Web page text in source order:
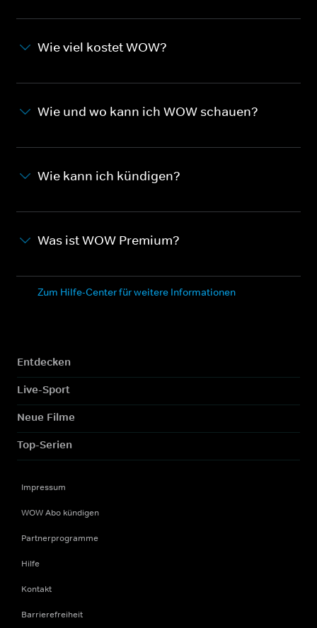
Wie viel kostet WOW?
Wie und wo kann ich WOW schauen?
Wie kann ich kündigen?
Was ist WOW Premium?
Zum Hilfe-Center für weitere Informationen
Entdecken
Live-Sport
Neue Filme
Top-Serien
Impressum
WOW Abo kündigen
Partnerprogramme
Hilfe
Kontakt
Barrierefreiheit